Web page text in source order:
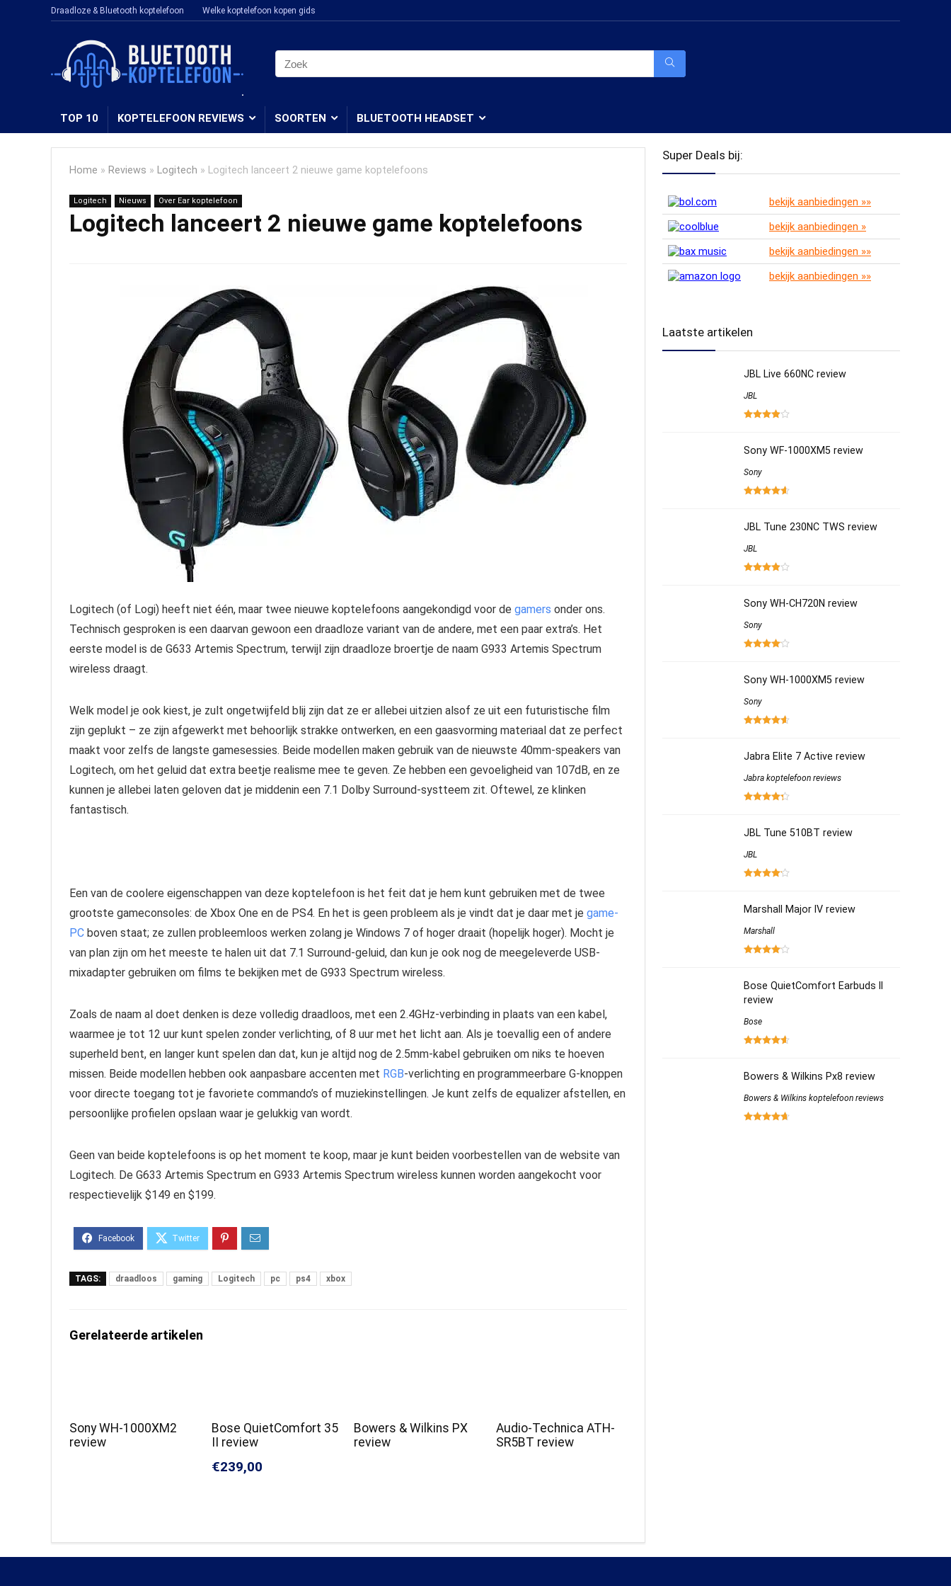
Draadloze & Bluetooth koptelefoon Welke koptelefoon kopen gids
TOP 10 KOPTELEFOON REVIEWS SOORTEN BLUETOOTH HEADSET
Home » Reviews » Logitech » Logitech lanceert 2 nieuwe game koptelefoons
Logitech Nieuws Over Ear koptelefoon
Logitech lanceert 2 nieuwe game koptelefoons
Logitech (of Logi) heeft niet één, maar twee nieuwe koptelefoons aangekondigd voor de gamers onder ons.
Technisch gesproken is een daarvan gewoon een draadloze variant van de andere, met een paar extra’s. Het
eerste model is de G633 Artemis Spectrum, terwijl zijn draadloze broertje de naam G933 Artemis Spectrum
wireless draagt.
Welk model je ook kiest, je zult ongetwijfeld blij zijn dat ze er allebei uitzien alsof ze uit een futuristische film
zijn geplukt – ze zijn afgewerkt met behoorlijk strakke ontwerken, en een gaasvorming materiaal dat ze perfect
maakt voor zelfs de langste gamesessies. Beide modellen maken gebruik van de nieuwste 40mm-speakers van
Logitech, om het geluid dat extra beetje realisme mee te geven. Ze hebben een gevoeligheid van 107dB, en ze
kunnen je allebei laten geloven dat je middenin een 7.1 Dolby Surround-systteem zit. Oftewel, ze klinken
fantastisch.
Een van de coolere eigenschappen van deze koptelefoon is het feit dat je hem kunt gebruiken met de twee
grootste gameconsoles: de Xbox One en de PS4. En het is geen probleem als je vindt dat je daar met je game-
PC boven staat; ze zullen probleemloos werken zolang je Windows 7 of hoger draait (hopelijk hoger). Mocht je
van plan zijn om het meeste te halen uit dat 7.1 Surround-geluid, dan kun je ook nog de meegeleverde USB-
mixadapter gebruiken om films te bekijken met de G933 Spectrum wireless.
Zoals de naam al doet denken is deze volledig draadloos, met een 2.4GHz-verbinding in plaats van een kabel,
waarmee je tot 12 uur kunt spelen zonder verlichting, of 8 uur met het licht aan. Als je toevallig een of andere
superheld bent, en langer kunt spelen dan dat, kun je altijd nog de 2.5mm-kabel gebruiken om niks te hoeven
missen. Beide modellen hebben ook aanpasbare accenten met RGB-verlichting en programmeerbare G-knoppen
voor directe toegang tot je favoriete commando’s of muziekinstellingen. Je kunt zelfs de equalizer afstellen, en
persoonlijke profielen opslaan waar je gelukkig van wordt.
Geen van beide koptelefoons is op het moment te koop, maar je kunt beiden voorbestellen van de website van
Logitech. De G633 Artemis Spectrum en G933 Artemis Spectrum wireless kunnen worden aangekocht voor
respectievelijk $149 en $199.
TAGS: draadloos gaming Logitech pc ps4 xbox
Gerelateerde artikelen
Sony WH-1000XM2
review
Bose QuietComfort 35
II review
€239,00
Bowers & Wilkins PX
review
Audio-Technica ATH-
SR5BT review
Super Deals bij:
bekijk aanbiedingen »»
bekijk aanbiedingen »
bekijk aanbiedingen »»
bekijk aanbiedingen »»
Laatste artikelen
JBL Live 660NC review
JBL
Sony WF-1000XM5 review
Sony
JBL Tune 230NC TWS review
JBL
Sony WH-CH720N review
Sony
Sony WH-1000XM5 review
Sony
Jabra Elite 7 Active review
Jabra koptelefoon reviews
JBL Tune 510BT review
JBL
Marshall Major IV review
Marshall
Bose QuietComfort Earbuds II
review
Bose
Bowers & Wilkins Px8 review
Bowers & Wilkins koptelefoon reviews